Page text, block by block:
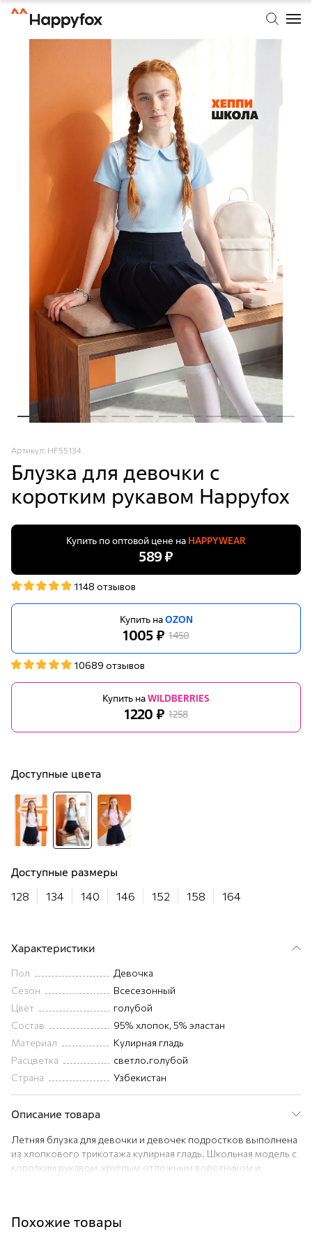
Артикул: HF55134
Блузка для девочки с
коротким рукавом Happyfox
Купить по оптовой цене на HAPPYWEAR
589 ₽
1148 отзывов
Купить наOZON
1005 ₽ 1450
10689 отзывов
Купить наWILDBERRIES
1220 ₽ 1258
Доступные цвета
Доступные размеры
128 134 140 146 152 158 164
Характеристики
Пол
Девочка
Сезон
Всесезонный
Цвет
голубой
Состав
95% хлопок, 5% эластан
Материал
Кулирная гладь
Расцветка
светло.голубой
Страна
Узбекистан
Описание товара
Летняя блузка для девочки и девочек подростков выполнена
из хлопкового трикотажа кулирная гладь. Школьная модель с
коротким рукавом, круглым отложным воротником и
Преимущества:
Похожие товары